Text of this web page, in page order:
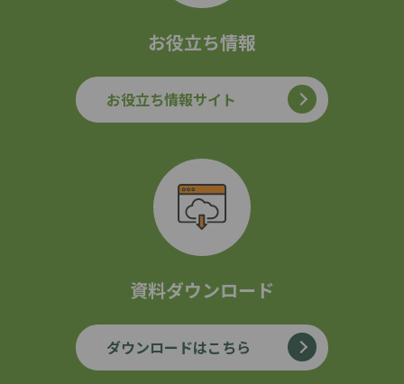
お役立ち情報
お役立ち情報サイト
資料ダウンロード
ダウンロードはこちら